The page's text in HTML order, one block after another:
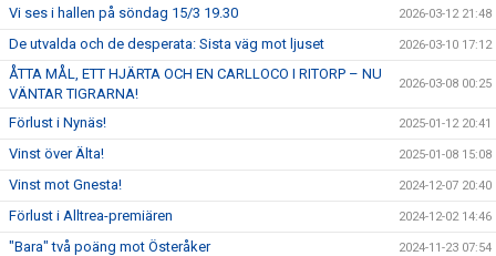
Vi ses i hallen på söndag 15/3 19.30 2026-03-12 21:48
De utvalda och de desperata: Sista väg mot ljuset 2026-03-10 17:12
ÅTTA MÅL, ETT HJÄRTA OCH EN CARLLOCO I RITORP – NU
VÄNTAR TIGRARNA!
2026-03-08 00:25
Förlust i Nynäs! 2025-01-12 20:41
Vinst över Älta! 2025-01-08 15:08
Vinst mot Gnesta! 2024-12-07 20:40
Förlust i Alltrea-premiären 2024-12-02 14:46
"Bara" två poäng mot Österåker 2024-11-23 07:54